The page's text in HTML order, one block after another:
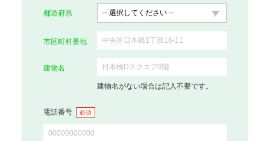
都道府県
市区町村番地
建物名
建物名がない場合は記入不要です。
電話番号 必須